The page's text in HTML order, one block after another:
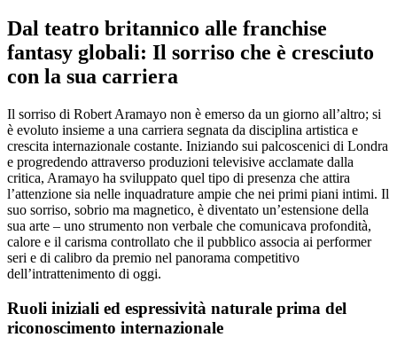
Dal teatro britannico alle franchise
fantasy globali: Il sorriso che è cresciuto
con la sua carriera
Il sorriso di Robert Aramayo non è emerso da un giorno all’altro; si
è evoluto insieme a una carriera segnata da disciplina artistica e
crescita internazionale costante. Iniziando sui palcoscenici di Londra
e progredendo attraverso produzioni televisive acclamate dalla
critica, Aramayo ha sviluppato quel tipo di presenza che attira
l’attenzione sia nelle inquadrature ampie che nei primi piani intimi. Il
suo sorriso, sobrio ma magnetico, è diventato un’estensione della
sua arte – uno strumento non verbale che comunicava profondità,
calore e il carisma controllato che il pubblico associa ai performer
seri e di calibro da premio nel panorama competitivo
dell’intrattenimento di oggi.
Ruoli iniziali ed espressività naturale prima del
riconoscimento internazionale